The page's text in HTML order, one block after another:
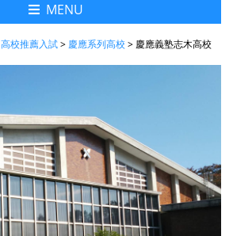
MENU
高校推薦入試> 慶應系列高校> 慶應義塾志木高校